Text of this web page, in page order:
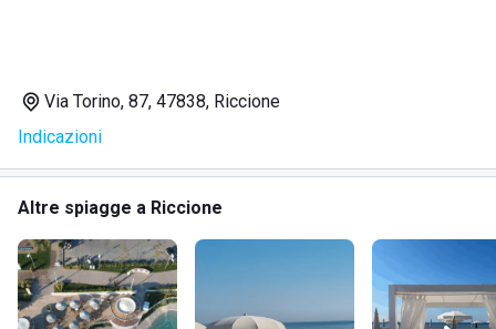
taxi fino alla prima zona spiaggia.
In autobus: linee costiere con fermate sul lungomare.
Per info e aggiornamenti consulta il sito ufficiale o la pagina
Visita il sito di Spiaggia 1 Virgilio & Tilde
Via Torino, 87, 47838, Riccione
Indicazioni
Altre spiagge a Riccione